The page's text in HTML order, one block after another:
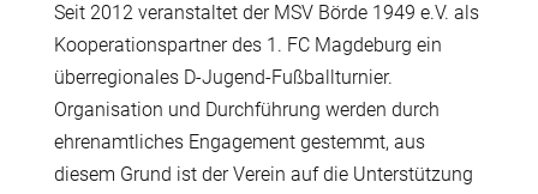
Seit 2012 veranstaltet der MSV Börde 1949 e.V. als
Kooperationspartner des 1. FC Magdeburg ein
überregionales D-Jugend-Fußballturnier.
Organisation und Durchführung werden durch
ehrenamtliches Engagement gestemmt, aus
diesem Grund ist der Verein auf die Unterstützung